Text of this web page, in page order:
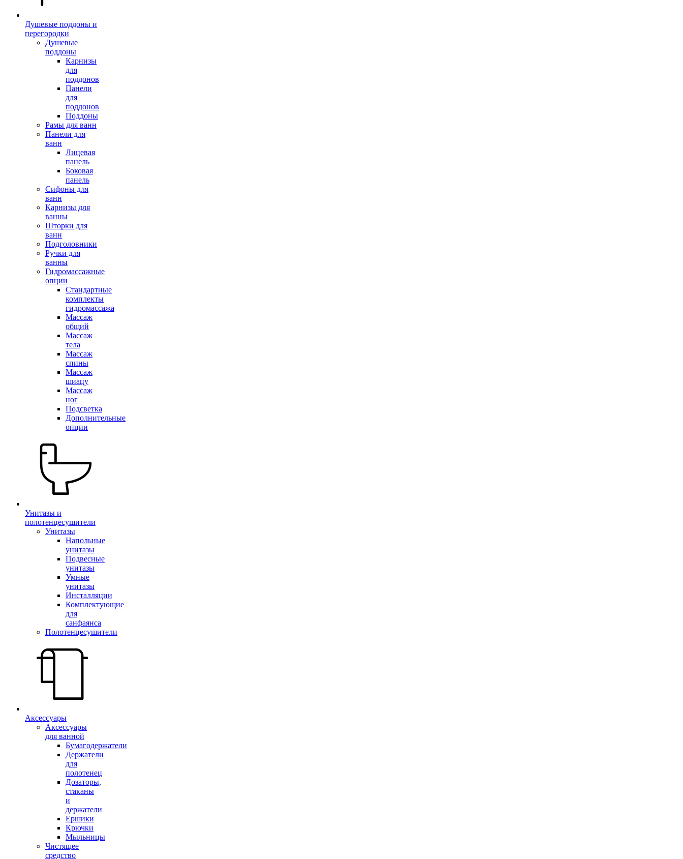
Душевые поддоны и
перегородки
Душевые
поддоны
Карнизы
для
поддонов
Панели
для
поддонов
Поддоны
Рамы для ванн
Панели для
ванн
Лицевая
панель
Боковая
панель
Сифоны для
ванн
Карнизы для
ванны
Шторки для
ванн
Подголовники
Ручки для
ванны
Гидромассажные
опции
Стандартные
комплекты
гидромассажа
Массаж
общий
Массаж
тела
Массаж
спины
Массаж
шиацу
Массаж
ног
Подсветка
Дополнительные
опции
Унитазы и
полотенцесушители
Унитазы
Напольные
унитазы
Подвесные
унитазы
Умные
унитазы
Инсталляции
Комплектующие
для
санфаянса
Полотенцесушители
Аксессуары
Аксессуары
для ванной
Бумагодержатели
Держатели
для
полотенец
Дозаторы,
стаканы
и
держатели
Ершики
Крючки
Мыльницы
Чистящее
средство